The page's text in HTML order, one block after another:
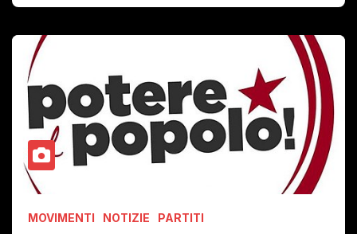
MOVIMENTI NOTIZIE PARTITI